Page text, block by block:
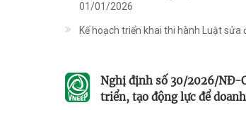
01/01/2026
Kế hoạch triển khai thi hành Luật
Nghị định số 30/2026/NĐ-
triển, tạo động lực để